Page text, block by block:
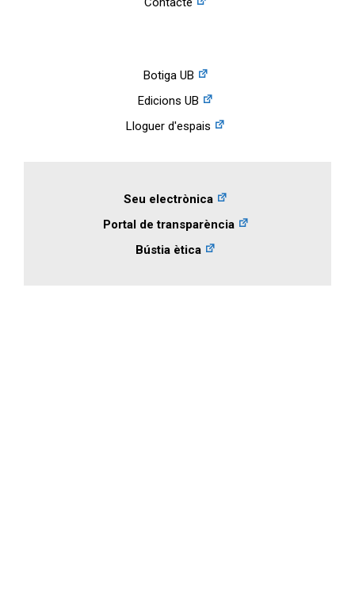
Botiga UB
Edicions UB
Lloguer d'espais
Seu electrònica
Portal de transparència
Bústia ètica